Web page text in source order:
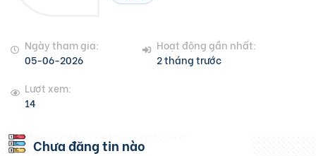
Ngày tham gia:
05-06-2026
Hoạt động gần nhất:
2 tháng trước
Lượt xem:
14
Chưa đăng tin nào